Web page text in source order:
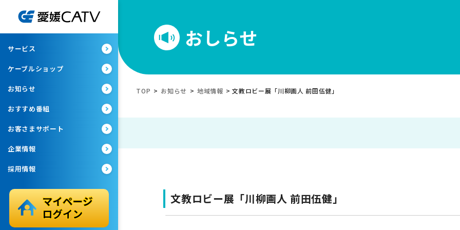
サービス
ケーブルショップ
お知らせ
おすすめ番組
お客さまサポート
企業情報
採用情報
おしらせ
TOP > お知らせ > 地域情報 >文教ロビー展「川柳画人 前田伍健」
文教ロビー展「川柳画人 前田伍健」